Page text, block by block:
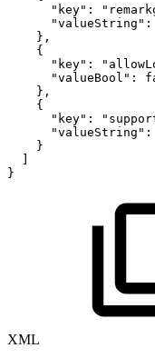
"key" :
"valueString" :
} ,
{
"key" :
"valueBool" :
} ,
{
"key" :
"valueString" :
}
]
}
XML